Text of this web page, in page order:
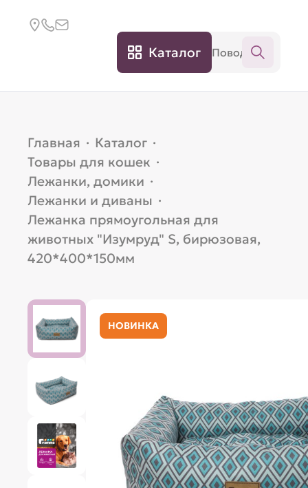
Каталог
Главная · Каталог ·
Товары для кошек ·
Лежанки, домики ·
Лежанки и диваны ·
Лежанка прямоугольная для
животных "Изумруд" S, бирюзовая,
420*400*150мм
НОВИНКА